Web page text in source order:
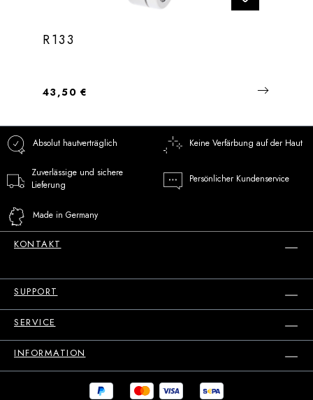
R133
Regulärer Preis:
43,50 €
Absolut hautverträglich Keine Verfärbung auf der Haut
Zuverlässige und sichere
Lieferung
Persönlicher Kundenservice
Made in Germany
KONTAKT
SUPPORT
SERVICE
INFORMATION